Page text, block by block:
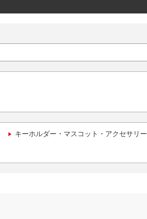
キーホルダー・マスコット・アクセサリー